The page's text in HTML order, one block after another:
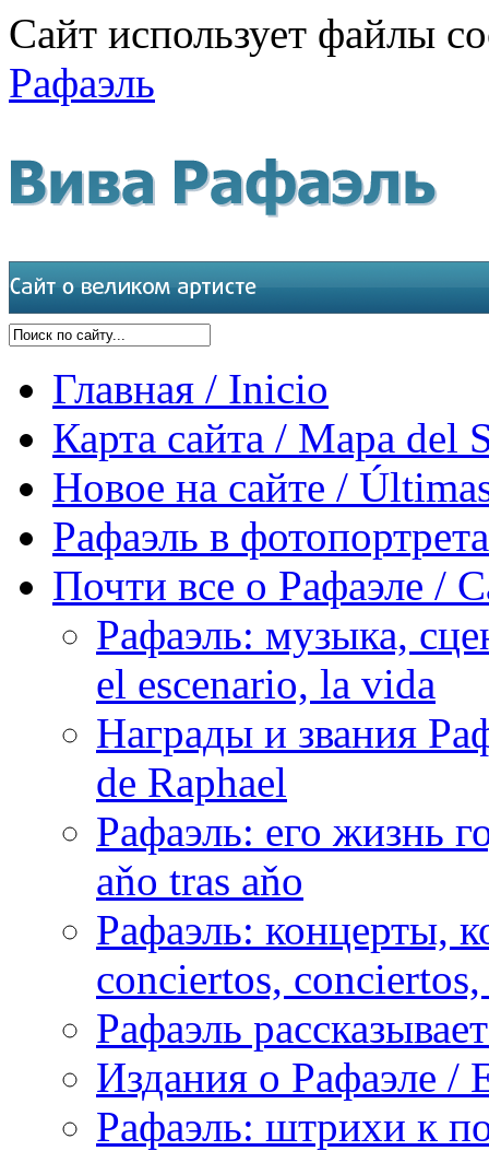
Сайт использует файлы
Рафаэль
Главная / Inicio
Карта сайта / Mapa del
Новое на сайте /
Рафаэль в
Почти все о Рафаэле /
Рафаэль: музыка,
el escenario, la vida
Награды и звания
de Raphael
Рафаэль: его жизнь
aňo tras aňo
Рафаэль: концерты,
conciertos,
Рафаэль
Издания о Рафаэле /
Рафаэль: штрихи к